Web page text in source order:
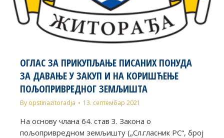
ОГЛАС ЗА ПРИКУПЉАЊЕ ПИСАНИХ ПОНУДА
ЗА ДАВАЊЕ У ЗАКУП И НА КОРИШЋЕЊЕ
ПОЉОПРИВРЕДНОГ ЗЕМЉИШТА
By opstinazitoradja 13. септембар 2021
На основу члана 64. став 3. Закона о
пољопривредном земљишту („Сл.гласник РС“, број